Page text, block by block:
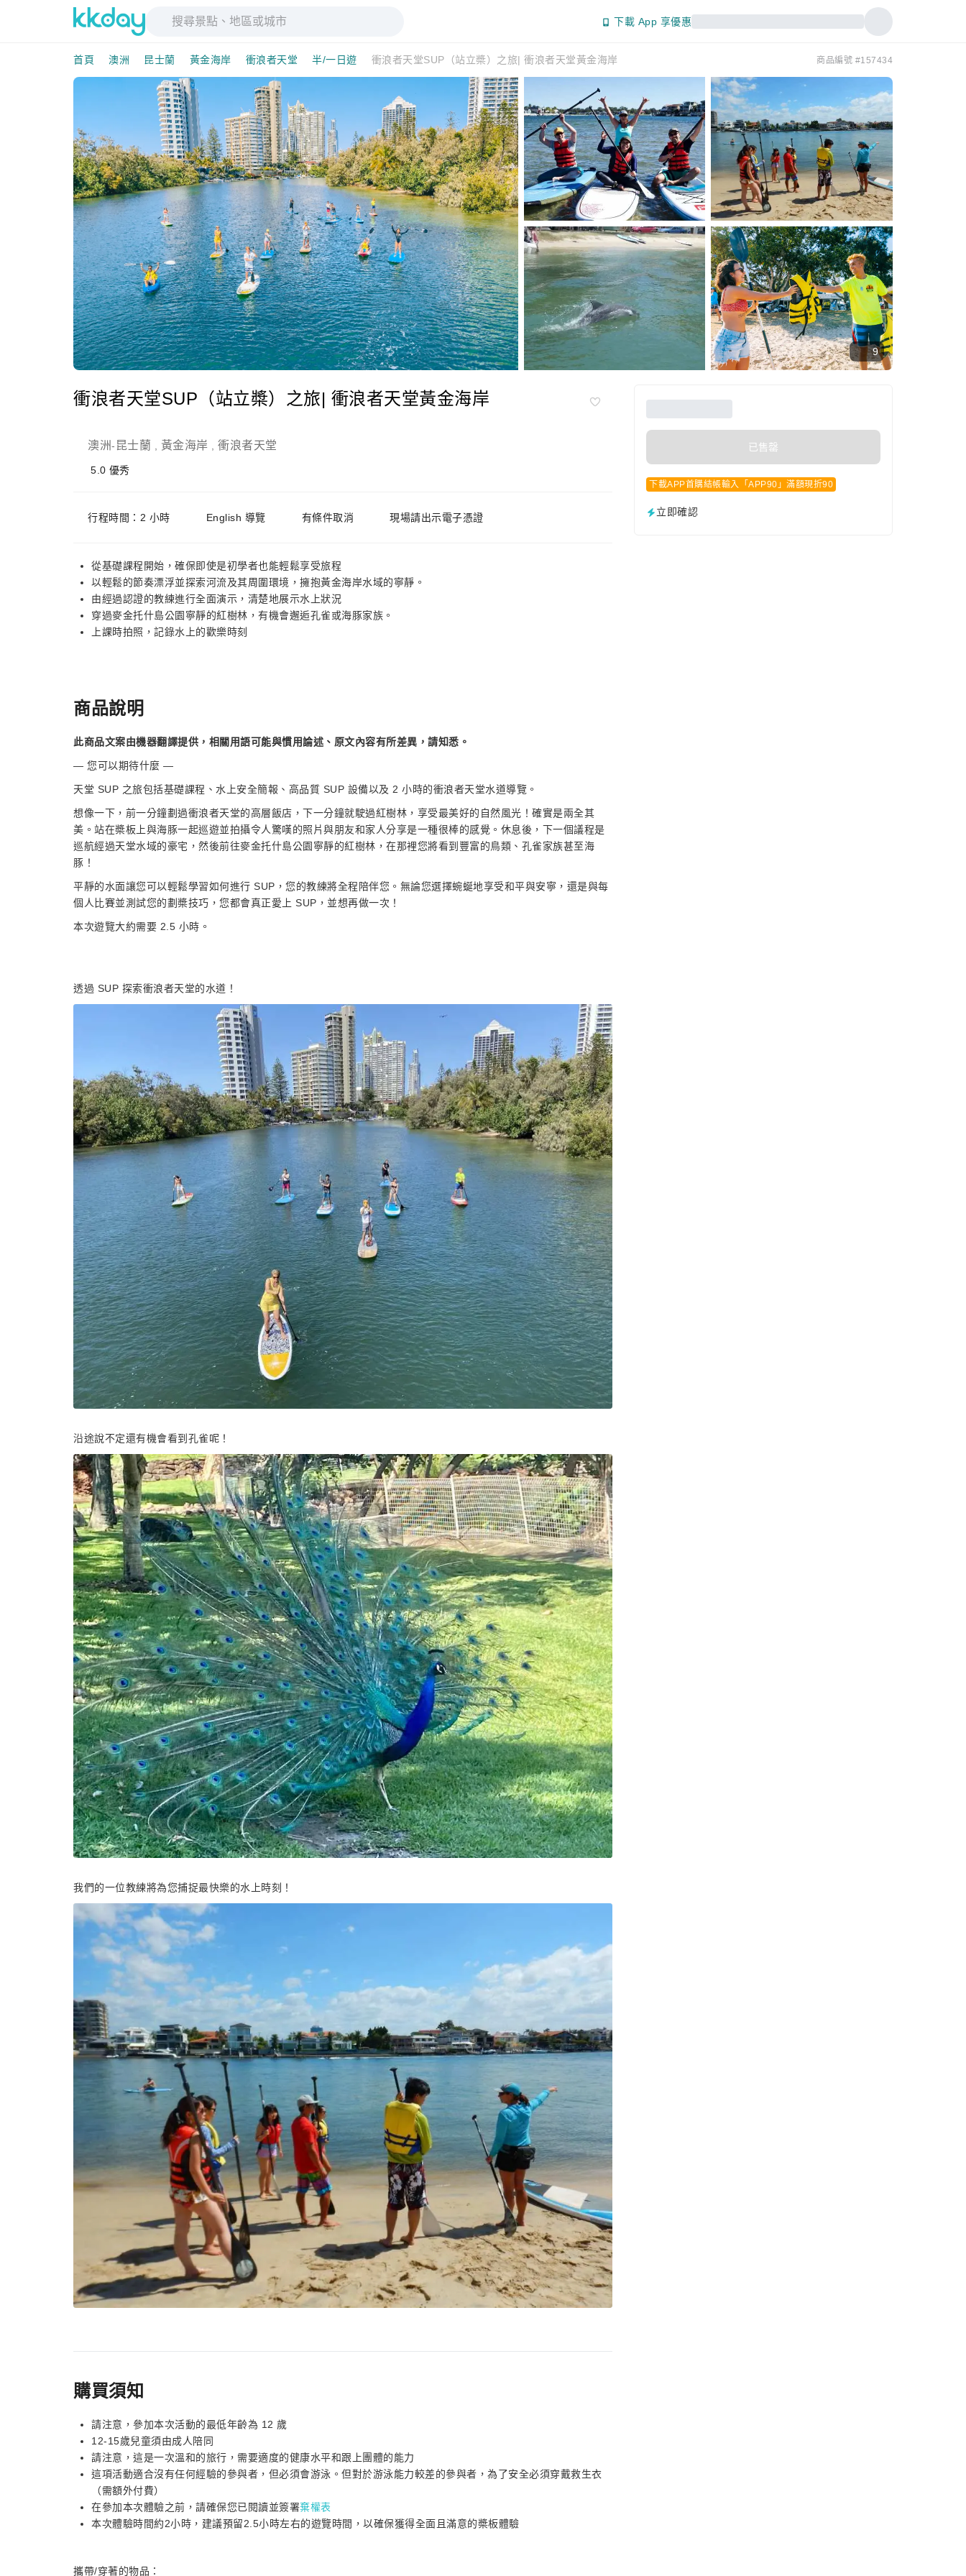
下載 App 享優惠
首頁 澳洲 昆士蘭 黃金海岸 衝浪者天堂 半/一日遊 衝浪者天堂SUP（站立槳）之旅| 衝浪者天堂黃金海岸 商品編號 #157434
9
衝浪者天堂SUP（站立槳）之旅| 衝浪者天堂黃金海岸
澳洲- 昆士蘭 黃金海岸 衝浪者天堂
5.0 優秀
行程時間：2 小時 English 導覽 有條件取消 現場請出示電子憑證
從基礎課程開始，確保即使是初學者也能輕鬆享受旅程
以輕鬆的節奏漂浮並探索河流及其周圍環境，擁抱黃金海岸水域的寧靜。
由經過認證的教練進行全面演示，清楚地展示水上狀況
穿過麥金托什島公園寧靜的紅樹林，有機會邂逅孔雀或海豚家族。
上課時拍照，記錄水上的歡樂時刻
已售罄
下載APP首購結帳輸入「APP90」滿額現折90
立即確認
商品說明
此商品文案由機器翻譯提供，相關用語可能與慣用論述、原文內容有所差異，請知悉。
— 您可以期待什麼 —
天堂 SUP 之旅包括基礎課程、水上安全簡報、高品質 SUP 設備以及 2 小時的衝浪者天堂水道導覽。
想像一下，前一分鐘劃過衝浪者天堂的高層飯店，下一分鐘就駛過紅樹林，享受最美好的自然風光！確實是兩全其
美。站在槳板上與海豚一起巡遊並拍攝令人驚嘆的照片與朋友和家人分享是一種很棒的感覺。休息後，下一個議程是
巡航經過天堂水域的豪宅，然後前往麥金托什島公園寧靜的紅樹林，在那裡您將看到豐富的鳥類、孔雀家族甚至海
豚！
平靜的水面讓您可以輕鬆學習如何進行 SUP，您的教練將全程陪伴您。無論您選擇蜿蜒地享受和平與安寧，還是與每
個人比賽並測試您的劃槳技巧，您都會真正愛上 SUP，並想再做一次！
本次遊覽大約需要 2.5 小時。
透過 SUP 探索衝浪者天堂的水道！
沿途說不定還有機會看到孔雀呢！
我們的一位教練將為您捕捉最快樂的水上時刻！
購買須知
請注意，參加本次活動的最低年齡為 12 歲
12-15歲兒童須由成人陪同
請注意，這是一次溫和的旅行，需要適度的健康水平和跟上團體的能力
這項活動適合沒有任何經驗的參與者，但必須會游泳。但對於游泳能力較差的參與者，為了安全必須穿戴救生衣
（需額外付費）
在參加本次體驗之前，請確保您已閱讀並簽署棄權表
本次體驗時間約2小時，建議預留2.5小時左右的遊覽時間，以確保獲得全面且滿意的槳板體驗
攜帶/穿著的物品：